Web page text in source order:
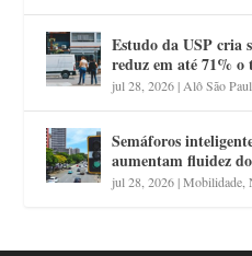
Estudo da USP cria
reduz em até 71% o
jul 28, 2026|Alô São
Semáforos
aumentam fluidez
jul 28, 2026|Mobilidade,